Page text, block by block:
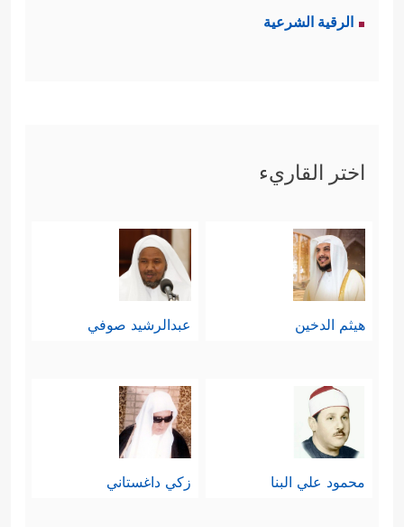
الرقية الشرعية
اختر القاريء
هيثم الدخين عبدالرشيد صوفي
محمود علي البنا زكي داغستاني